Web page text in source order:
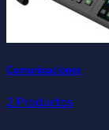
Comunicaciones
2 Productos